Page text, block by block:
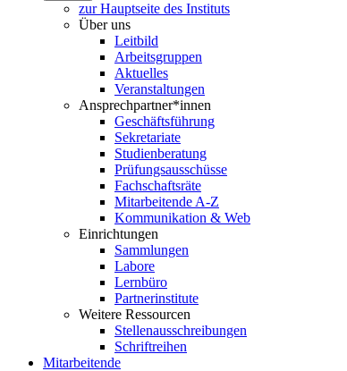
zur Hauptseite des Instituts
Über uns
Leitbild
Arbeitsgruppen
Aktuelles
Veranstaltungen
Ansprechpartner*innen
Geschäftsführung
Sekretariate
Studienberatung
Prüfungsausschüsse
Fachschaftsräte
Mitarbeitende A-Z
Kommunikation & Web
Einrichtungen
Sammlungen
Labore
Lernbüro
Partnerinstitute
Weitere Ressourcen
Stellenausschreibungen
Schriftreihen
Mitarbeitende